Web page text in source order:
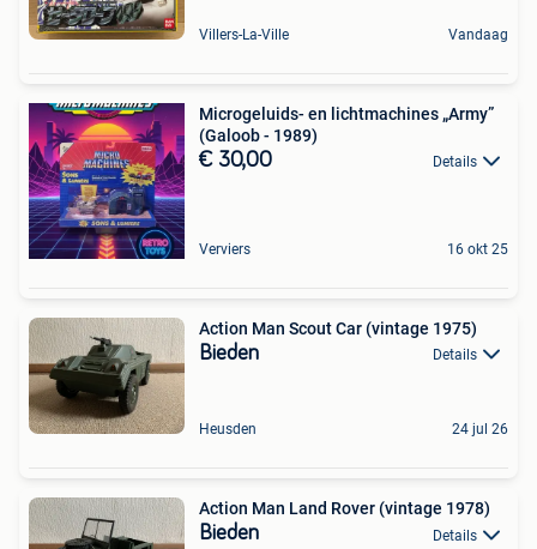
Villers-La-Ville Vandaag
Microgeluids- en lichtmachines „Army”
(Galoob - 1989)
€ 30,00 Details
Verviers 16 okt 25
Action Man Scout Car (vintage 1975)
Bieden Details
Heusden 24 jul 26
Action Man Land Rover (vintage 1978)
Bieden Details